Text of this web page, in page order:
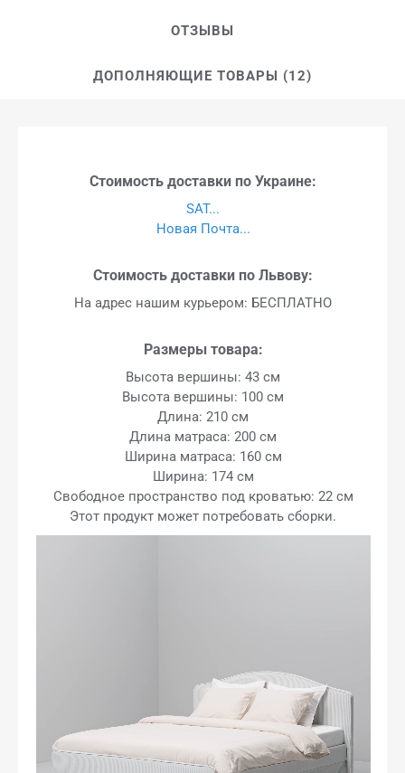
ОТЗЫВЫ
ДОПОЛНЯЮЩИЕ ТОВАРЫ (12)
Стоимость доставки по Украине:
SAT...
Новая Почта...
Стоимость доставки по Львову:
На адрес нашим курьером: БЕСПЛАТНО
Размеры товара:
Высота вершины: 43 см
Высота вершины: 100 см
Длина: 210 см
Длина матраса: 200 см
Ширина матраса: 160 см
Ширина: 174 см
Свободное пространство под кроватью: 22 см
Этот продукт может потребовать сборки.